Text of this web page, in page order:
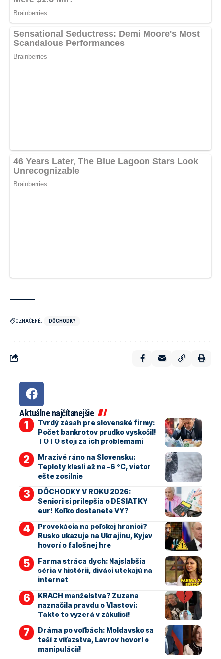
OZNAČENÉ: DÔCHODKY
Aktuálne najčítanejšie
Tvrdý zásah pre slovenské firmy:
Počet bankrotov prudko vyskočil!
TOTO stojí za ich problémami
Mrazivé ráno na Slovensku:
Teploty klesli až na –6 °C, vietor
ešte zosilnie
DÔCHODKY V ROKU 2026:
Seniori si prilepšia o DESIATKY
eur! Koľko dostanete VY?
Provokácia na poľskej hranici?
Rusko ukazuje na Ukrajinu, Kyjev
hovorí o falošnej hre
Farma stráca dych: Najslabšia
séria v histórii, diváci utekajú na
internet
KRACH manželstva? Zuzana
naznačila pravdu o Vlastovi:
Takto to vyzerá v zákulisí!
Dráma po voľbách: Moldavsko sa
teší z víťazstva, Lavrov hovorí o
manipulácií!